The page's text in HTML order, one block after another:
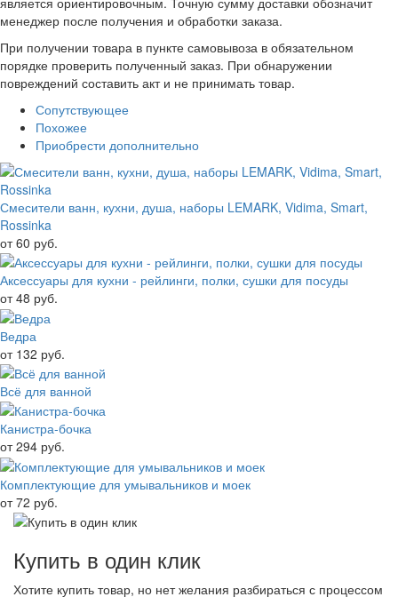
менеджер после получения и обработки заказа.
При получении товара в пункте самовывоза в обязательном
порядке проверить полученный заказ. При обнаружении
повреждений составить акт и не принимать товар.
Сопутствующее
Похожее
Приобрести дополнительно
Смесители ванн, кухни, душа, наборы LEMARK, Vidima, Smart,
Rossinka
от 60 руб.
Аксессуары для кухни - рейлинги, полки, сушки для посуды
от 48 руб.
Ведра
от 132 руб.
Всё для ванной
Канистра-бочка
от 294 руб.
Комплектующие для умывальников и моек
от 72 руб.
Купить в один клик
Хотите купить товар, но нет желания разбираться с процессом